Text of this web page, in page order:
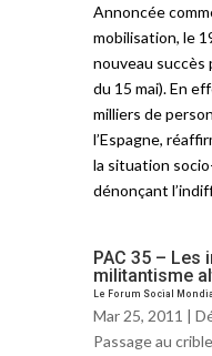
Annoncée
mobilisation, le
nouveau succès
du 15 mai). En
milliers de
l’Espagne,
la situation
dénonçant
PAC 35 – Les
militantisme
Le Forum Social
Mar 25, 2011 |
Passage au crible